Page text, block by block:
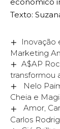
Texto:
Inovação
Marketing
A$AP
transformou
Nelo
Cheia e
Amor,
Carlos